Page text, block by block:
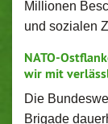
Millionen
und sozialen
NATO-
wir mit
Die
Brigade